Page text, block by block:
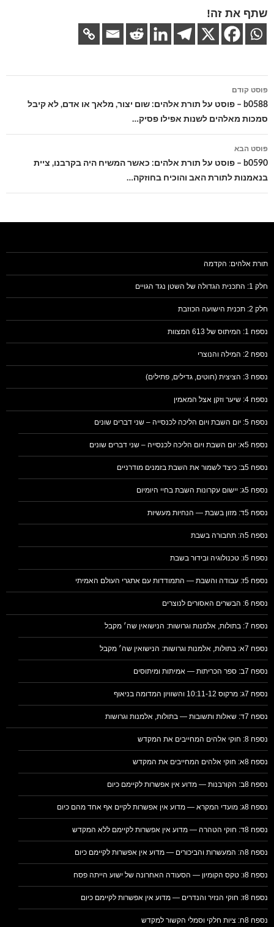
שתף את זה!
ניווט
בפוסטים
פוסט קודם
b0588 – פוסט על תורת אלהים: שום יצור, מלאך או אדם, לא קיבל
סמכות מאלהים לשנות אפילו פסיק…
פוסט הבא
b0590 – פוסט על תורת אלהים: כאשר המשיח היה בקרבנו, ציית
בנאמנות לתורת האב והוכיח בחוזקה…
תורת אלהים: הקדמה
חלק 1: התכנית הגדולה של השטן נגד הגויים
חלק 2: תכנית הישועה הכוזבת
נספח 1: המיתוס של 613 המצוות
נספח 2: המילה והנוצרי
נספח 3: הציצית (חוטים, גדילים, פתילים)
נספח 4: שיער וזקן אצל המאמין
נספח 5: יום השבת ויום הליכה לכנסייה – שני דברים שונים
נספח 5א: יום השבת ויום הליכה לכנסייה – שני דברים שונים
נספח 5ב: כיצד לשמור את השבת בזמנים מודרניים
נספח 5ג: יישום עקרונות השבת בחיי היומיום
נספח 5ד: מזון בשבת — הנחיות מעשיות
נספח 5ה: תחבורה בשבת
נספח 5ו: טכנולוגיה ובידור בשבת
נספח 5ז: עבודה והשבת — התמודדות עם אתגרי העולם האמיתי
נספח 6: הבשרים האסורים לנוצרים
נספח 7: בתולות, אלמנות וגרושות: הנישואין שה׳ מקבל
נספח 7א: בתולות, אלמנות וגרושות: הנישואין שה׳ מקבל
נספח 7ב: ספר הכריתות — אמיתות ומיתוסים
נספח 7ג: מרקוס 10:11-12 והשוויון המדומה בניאוף
נספח 7ד: שאלות ותשובות — בתולות, אלמנות וגרושות
נספח 8: חוקי אלהים המחייבים את המקדש
נספח 8א: חוקי אלהים המחייבים את המקדש
נספח 8ב: הקורבנות — מדוע אין אפשרות לקיימם כיום
נספח 8ג: מועדי המקרא — מדוע אין אפשרות לקיים אף אחד מהם כיום
נספח 8ד: חוקי הטהרה — מדוע אין אפשרות לקיימם ללא המקדש
נספח 8ה: המעשרות והביכורים — מדוע אין אפשרות לקיימם כיום
נספח 8ו: טקס הקומיון — הסעודה האחרונה של ישוע הייתה פסח
נספח 8ז: חוקי הנזיר והנדרים — מדוע אין אפשרות לקיימם כיום
נספח 8ח: ציות חלקי וסמלי הקשור למקדש